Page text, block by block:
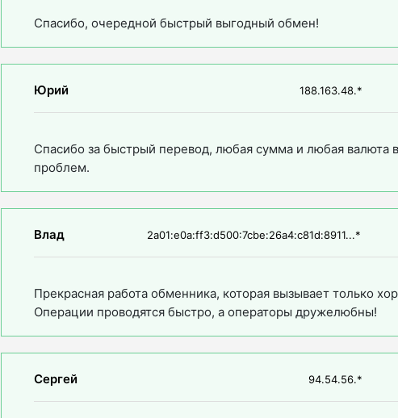
Спасибо, очередной быстрый выгодный обмен!
Юрий 188.163.48.*
Спасибо за быстрый перевод, любая сумма и любая валюта
проблем.
Влад 2a01:e0a:ff3:d500:7cbe:26a4:c81d:8911...*
Прекрасная работа обменника, которая вызывает только
Операции проводятся быстро, а операторы дружелюбны!
Сергей 94.54.56.*